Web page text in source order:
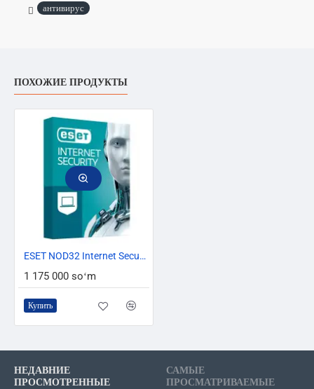
антивирус
ПОХОЖИЕ ПРОДУКТЫ
ТОЛЬКО ОНЛАЙН ESET NOD32 Internet Security – лицензия на 2 года на 3 устройства
1 175 000 soʻm
Купить
НЕДАВНИЕ
ПРОСМОТРЕННЫЕ
САМЫЕ
ПРОСМАТРИВАЕМЫЕ